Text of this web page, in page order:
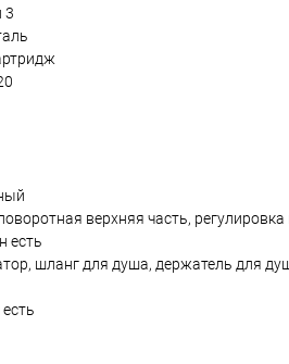
3
верхняя часть, регулировка
есть
шланг для душа, держатель для